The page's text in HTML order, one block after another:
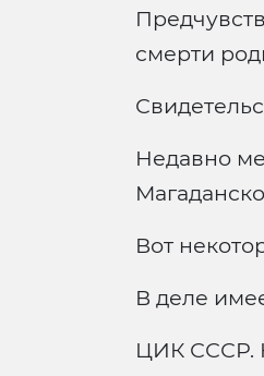
смерти
Недавно
Вот
В деле
ЦИК СССР.